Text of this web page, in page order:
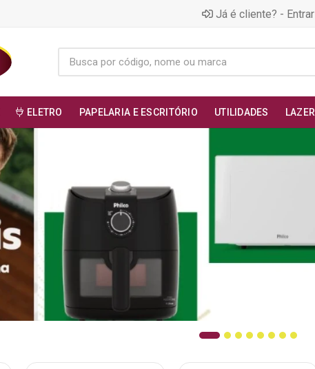
Já é cliente? - Entrar
ELETRO PAPELARIA E ESCRITÓRIO UTILIDADES LAZER